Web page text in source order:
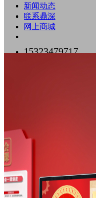
新闻动态
联系鼎深
网上商城
15323479717